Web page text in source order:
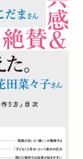
ンタビューが掲
づらさについて
係のススメ」
者インタビュー